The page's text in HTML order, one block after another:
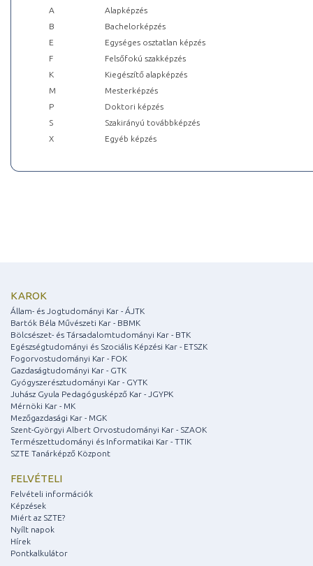
A
Alapképzés
B
Bachelorképzés
E
Egységes osztatlan képzés
F
Felsőfokú szakképzés
K
Kiegészítő alapképzés
M
Mesterképzés
P
Doktori képzés
S
Szakirányú továbbképzés
X
Egyéb képzés
KAROK
Állam- és Jogtudományi Kar - ÁJTK
Bartók Béla Művészeti Kar - BBMK
Bölcsészet- és Társadalomtudományi Kar - BTK
Egészségtudományi és Szociális Képzési Kar - ETSZK
Fogorvostudományi Kar - FOK
Gazdaságtudományi Kar - GTK
Gyógyszerésztudományi Kar - GYTK
Juhász Gyula Pedagógusképző Kar - JGYPK
Mérnöki Kar - MK
Mezőgazdasági Kar - MGK
Szent-Györgyi Albert Orvostudományi Kar - SZAOK
Természettudományi és Informatikai Kar - TTIK
SZTE Tanárképző Központ
FELVÉTELI
Felvételi információk
Képzések
Miért az SZTE?
Nyílt napok
Hírek
Pontkalkulátor